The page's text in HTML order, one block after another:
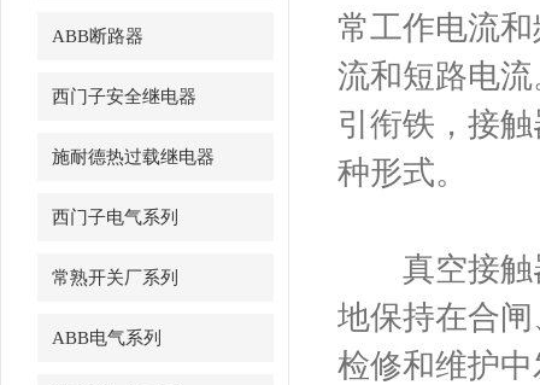
ABB断路器
西门子安全继电器
施耐德热过载继电器
西门子电气系列
常熟开关厂系列
ABB电气系列
常工作电流
流和短路电
引衔铁，接
种形式。
真空接触器
地保持在合
检修和维护